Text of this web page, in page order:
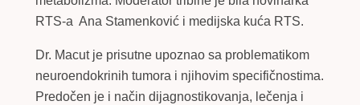
RTS-a Ana Stamenković i medijska kuća RTS.
Dr. Macut je prisutne upoznao sa problematikom
neuroendokrinih tumora i njihovim specifičnostima.
Predočen je i način dijagnostikovanja, lečenja i